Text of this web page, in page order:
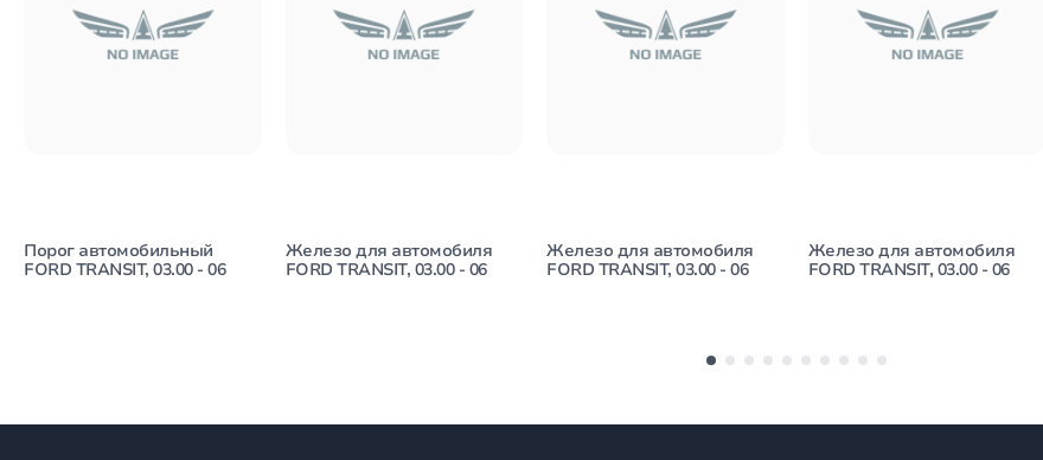
Порог автомобильный
FORD TRANSIT, 03.00 - 06
Железо для автомобиля
FORD TRANSIT, 03.00 - 06
Железо для автомобиля
FORD TRANSIT, 03.00 - 06
Железо для автомобиля
FORD TRANSIT, 03.00 - 06